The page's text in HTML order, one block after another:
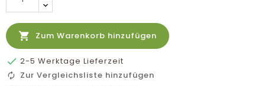
 Zum Warenkorb hinzufügen
 2-5 Werktage Lieferzeit
Zur Vergleichsliste hinzufügen